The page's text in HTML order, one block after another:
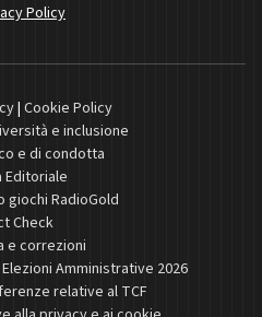
Policy
| Cookie Policy
e inclusione
e di condotta
Editoriale
giochi RadioGold
Check
e correzioni
Amministrative 2026
relative al TCF